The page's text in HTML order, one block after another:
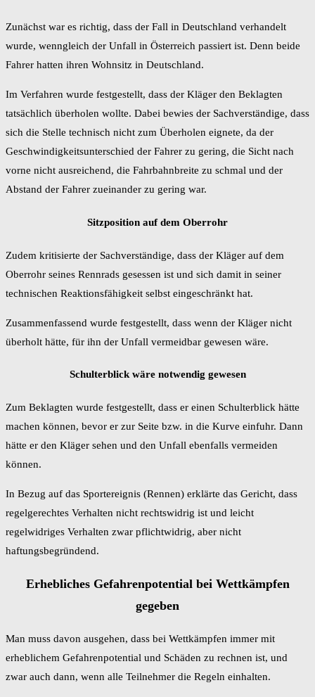
Zunächst war es richtig, dass der Fall in Deutschland verhandelt
wurde, wenngleich der Unfall in Österreich passiert ist. Denn beide
Fahrer hatten ihren Wohnsitz in Deutschland.
Im Verfahren wurde festgestellt, dass der Kläger den Beklagten
tatsächlich überholen wollte. Dabei bewies der Sachverständige, dass
sich die Stelle technisch nicht zum Überholen eignete, da der
Geschwindigkeitsunterschied der Fahrer zu gering, die Sicht nach
vorne nicht ausreichend, die Fahrbahnbreite zu schmal und der
Abstand der Fahrer zueinander zu gering war.
Sitzposition auf dem Oberrohr
Zudem kritisierte der Sachverständige, dass der Kläger auf dem
Oberrohr seines Rennrads gesessen ist und sich damit in seiner
technischen Reaktionsfähigkeit selbst eingeschränkt hat.
Zusammenfassend wurde festgestellt, dass wenn der Kläger nicht
überholt hätte, für ihn der Unfall vermeidbar gewesen wäre.
Schulterblick wäre notwendig gewesen
Zum Beklagten wurde festgestellt, dass er einen Schulterblick hätte
machen können, bevor er zur Seite bzw. in die Kurve einfuhr. Dann
hätte er den Kläger sehen und den Unfall ebenfalls vermeiden
können.
In Bezug auf das Sportereignis (Rennen) erklärte das Gericht, dass
regelgerechtes Verhalten nicht rechtswidrig ist und leicht
regelwidriges Verhalten zwar pflichtwidrig, aber nicht
haftungsbegründend.
Erhebliches Gefahrenpotential bei Wettkämpfen
gegeben
Man muss davon ausgehen, dass bei Wettkämpfen immer mit
erheblichem Gefahrenpotential und Schäden zu rechnen ist, und
zwar auch dann, wenn alle Teilnehmer die Regeln einhalten.